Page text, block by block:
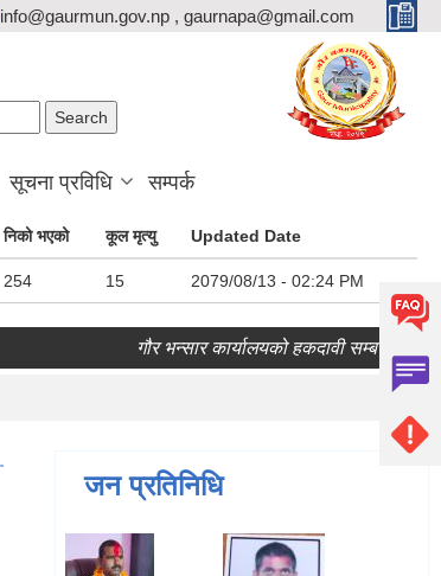
info@gaurmun.gov.np , gaurnapa@gmail.com
सूचना प्रविधि सम्पर्क
निको भएको कूल मृत्यु Updated Date
254 15 2079/08/13 - 02:24 PM
गौर भन्सार कार्यालयको हकदावी सम्बन्धी १५
जन प्रतिनिधि